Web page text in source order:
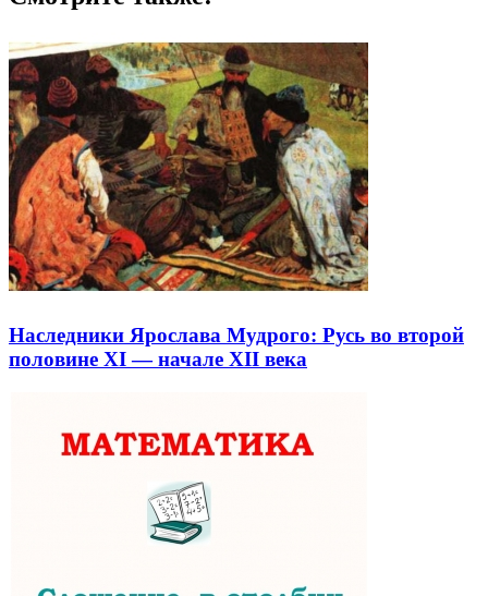
Наследники Ярослава Мудрого: Русь во второй
половине XI — начале XII века